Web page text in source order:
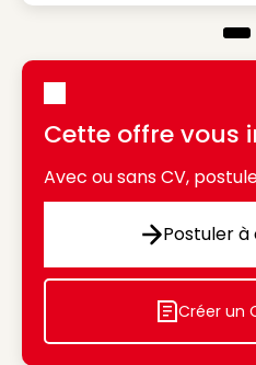
Cette offre vous
Avec ou sans CV,
Postuler
Créer un